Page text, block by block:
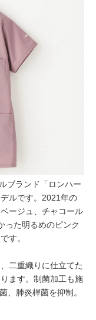
ブランド「ロンハー
ルです。2021年の
ージュ、チャコール
った明るめのピンク
す。
二重織りに仕立てた
ます。制菌加工も施
、肺炎桿菌を抑制。